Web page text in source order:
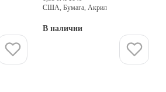
США, Бумага, Акрил
В наличии